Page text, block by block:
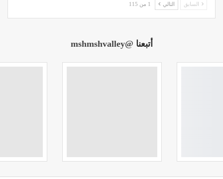
السابق التالي 1 من 115
أتبعنا @mshmshvalley